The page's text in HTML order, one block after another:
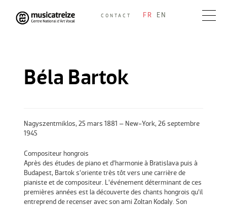
Skip
to
CONTACT FR EN
Béla Bartok
Nagyszentmiklos, 25 mars 1881 – New-York, 26 septembre
1945
Compositeur hongrois
Après des études de piano et d’harmonie à Bratislava puis à
Budapest, Bartok s’oriente très tôt vers une carrière de
pianiste et de compositeur. L’événement déterminant de ces
premières années est la découverte des chants hongrois qu’il
entreprend de recenser avec son ami Zoltan Kodaly. Son